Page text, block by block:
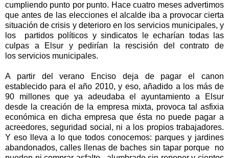
cumpliendo punto por punto. Hace cuatro meses advertimos
que antes de las elecciones el alcalde iba a provocar cierta
situación de crisis y deterioro en los servicios municipales, y
los partidos políticos y sindicatos le echarían todas las
culpas a Elsur y pedirían la rescisión del contrato de
los servicios municipales.
A partir del verano Enciso deja de pagar el canon
establecido para el año 2010, y eso, añadido a los más de
90 millones que ya adeudaba el ayuntamiento a Elsur
desde la creación de la empresa mixta, provoca tal asfixia
económica en dicha empresa que ésta no puede pagar a
acreedores, seguridad social, ni a los propios trabajadores.
Y eso lleva a lo que todos conocemos: parques y jardines
abandonados, calles llenas de baches sin tapar porque no